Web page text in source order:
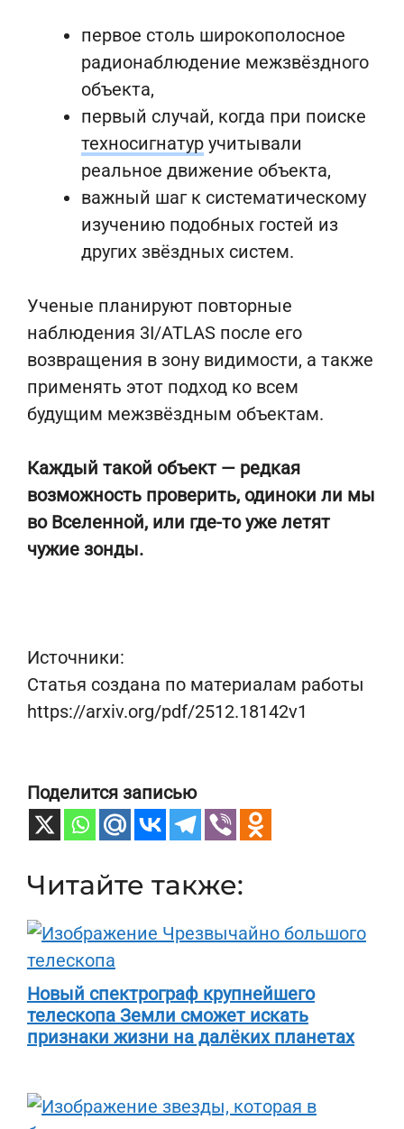
первое столь широкополосное
радионаблюдение межзвёздного
объекта,
первый случай, когда при поиске
техносигнатур учитывали
реальное движение объекта,
важный шаг к систематическому
изучению подобных гостей из
других звёздных систем.
Ученые планируют повторные
наблюдения 3I/ATLAS после его
возвращения в зону видимости, а также
применять этот подход ко всем
будущим межзвёздным объектам.
Каждый такой объект — редкая
возможность проверить, одиноки ли мы
во Вселенной, или где-то уже летят
чужие зонды.
Источники:
Статья создана по материалам работы
https://arxiv.org/pdf/2512.18142v1
Поделится записью
Читайте также:
Новый спектрограф крупнейшего
телескопа Земли сможет искать
признаки жизни на далёких планетах